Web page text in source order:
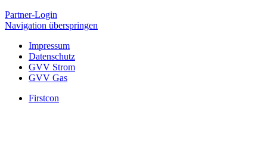
Partner-Login
Navigation überspringen
Impressum
Datenschutz
GVV Strom
GVV Gas
Firstcon